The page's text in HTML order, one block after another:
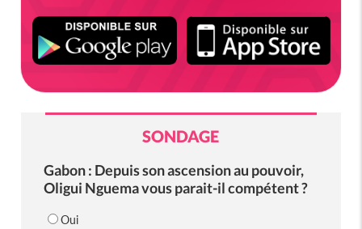
SONDAGE
Gabon : Depuis son ascension au pouvoir,
Oligui Nguema vous parait-il compétent ?
Oui